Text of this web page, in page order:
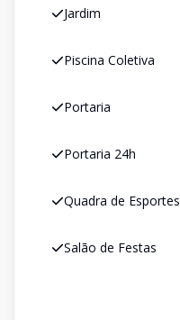
Jardim
Piscina Coletiva
Portaria
Portaria 24h
Quadra de Esportes
Salão de Festas